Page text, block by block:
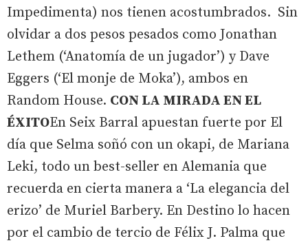
Impedimenta) nos tienen acostumbrados. Sin
olvidar a dos pesos pesados como Jonathan
Lethem (‘Anatomía de un jugador’) y Dave
Eggers (‘El monje de Moka’), ambos en
Random House. CON LA MIRADA EN EL
ÉXITOEn Seix Barral apuestan fuerte por El
día que Selma soñó con un okapi, de Mariana
Leki, todo un best-seller en Alemania que
recuerda en cierta manera a ‘La elegancia del
erizo’ de Muriel Barbery. En Destino lo hacen
por el cambio de tercio de Félix J. Palma que